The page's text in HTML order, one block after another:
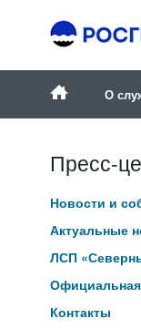
О
Пресс-
Новости и
Актуальные
ЛСП
Контакты